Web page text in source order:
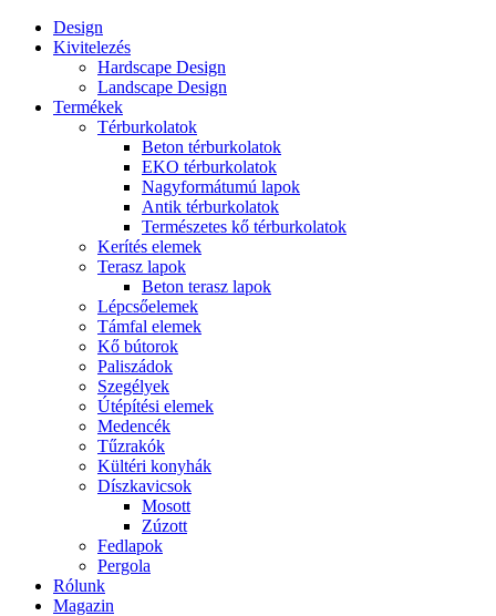
Design
Kivitelezés
Hardscape Design
Landscape Design
Termékek
Térburkolatok
Beton térburkolatok
EKO térburkolatok
Nagyformátumú lapok
Antik térburkolatok
Természetes kő térburkolatok
Kerítés elemek
Terasz lapok
Beton terasz lapok
Lépcsőelemek
Támfal elemek
Kő bútorok
Paliszádok
Szegélyek
Útépítési elemek
Medencék
Tűzrakók
Kültéri konyhák
Díszkavicsok
Mosott
Zúzott
Fedlapok
Pergola
Rólunk
Magazin